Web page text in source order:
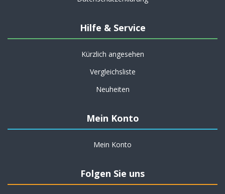
Hilfe & Service
Kürzlich angesehen
Vergleichsliste
Neuheiten
Mein Konto
Mein Konto
Folgen Sie uns